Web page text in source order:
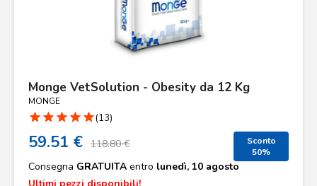
Monge VetSolution - Obesity da 12 Kg
MONGE
star star star star star(13)
59.51 € 118.80 €
Sconto
50%
Consegna GRATUITA entro lunedì, 10 agosto
Ultimi pezzi disponibili!